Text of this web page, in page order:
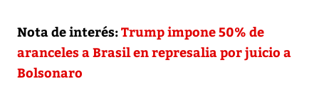
Nota de interés:Trump impone 50% de
aranceles a Brasil en represalia por juicio a
Bolsonaro